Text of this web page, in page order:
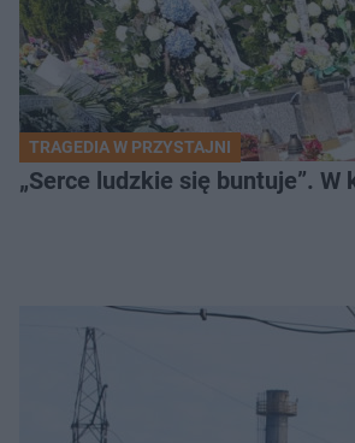
TRAGEDIA W PRZYSTAJNI
„Serce ludzkie się buntuje”.